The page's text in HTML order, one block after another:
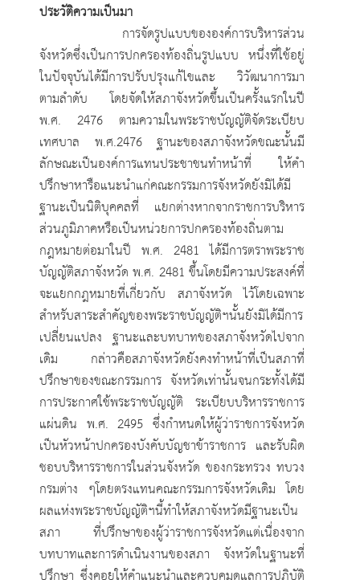
ประวัติความเป็นมา
การจัดรูปแบบขององค์การบริหารส่วน
จังหวัดซึ่งเป็นการปกครองท้องถิ่นรูปแบบ หนึ่งที่ใช้อยู่
ในปัจจุบันได้มีการปรับปรุงแก้ไขและ วิวัฒนาการมา
ตามลำดับ โดยจัดให้สภาจังหวัดขึ้นเป็นครั้งแรกในปี
พ.ศ. 2476 ตามความในพระราชบัญญัติจัดระเบียบ
เทศบาล พ.ศ.2476 ฐานะของสภาจังหวัดขณะนั้นมี
ลักษณะเป็นองค์การแทนประชาชนทำหน้าที่ ให้คำ
ปรึกษาหารือแนะนำแก่คณะกรรมการจังหวัดยังมิได้มี
ฐานะเป็นนิติบุคคลที่ แยกต่างหากจากราชการบริหาร
ส่วนภูมิภาคหรือเป็นหน่วยการปกครองท้องถิ่นตาม
กฎหมายต่อมาในปี พ.ศ. 2481 ได้มีการตราพระราช
บัญญัติสภาจังหวัด พ.ศ. 2481 ขึ้นโดยมีความประสงค์ที่
จะแยกกฎหมายที่เกี่ยวกับ สภาจังหวัด ไว้โดยเฉพาะ
สำหรับสาระสำคัญของพระราชบัญญัติฯนั้นยังมิได้มีการ
เปลี่ยนแปลง ฐานะและบทบาทของสภาจังหวัดไปจาก
เดิม กล่าวคือสภาจังหวัดยังคงทำหน้าที่เป็นสภาที่
ปรึกษาของขณะกรรมการ จังหวัดเท่านั้นจนกระทั้งได้มี
การประกาศใช้พระราชบัญญัติ ระเบียบบริหารราชการ
แผ่นดิน พ.ศ. 2495 ซึ่งกำหนดให้ผู้ว่าราชการจังหวัด
เป็นหัวหน้าปกครองบังคับบัญชาข้าราชการ และรับผิด
ชอบบริหารราชการในส่วนจังหวัด ของกระทรวง ทบวง
กรมต่าง ๆโดยตรงแทนคณะกรรมการจังหวัดเดิม โดย
ผลแห่งพระราชบัญญัติฯนี้ทำให้สภาจังหวัดมีฐานะเป็น
สภา ที่ปรึกษาของผู้ว่าราชการจังหวัดแต่เนื่องจาก
บทบาทและการดำเนินงานของสภา จังหวัดในฐานะที่